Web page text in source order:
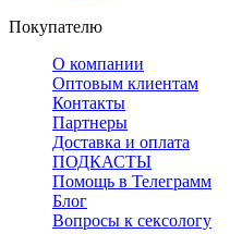
Покупателю
О компании
Оптовым клиентам
Контакты
Партнеры
Доставка и оплата
ПОДКАСТЫ
Помощь в Телеграмм
Блог
Вопросы к сексологу